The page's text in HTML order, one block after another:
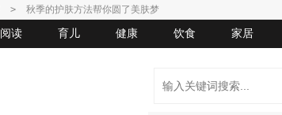
阅读 育儿 健康 饮食 家居
> 秋季的护肤方法帮你圆了美肤梦